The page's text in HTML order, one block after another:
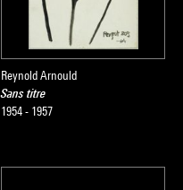
Reynold Arnould
Sans titre
1954 - 1957